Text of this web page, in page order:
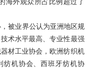
被业界公认为亚洲地区规
术水平最高、专业性最强
材工业协会，欧洲纺织机
纺机协会、西班牙纺机协